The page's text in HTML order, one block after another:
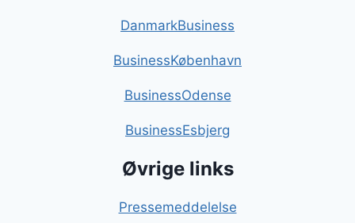
DanmarkBusiness
BusinessKøbenhavn
BusinessOdense
BusinessEsbjerg
Øvrige links
Pressemeddelelse